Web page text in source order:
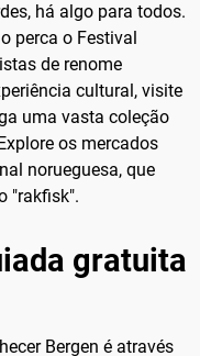
há algo para todos.
perca o Festival
de renome
cultural, visite
uma vasta coleção
os mercados
norueguesa, que
"rakfisk".
gratuita
Bergen é através